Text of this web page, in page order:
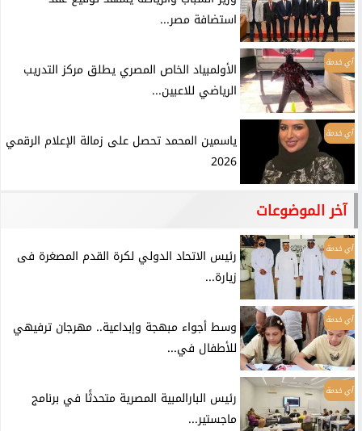
استضافة مصر...
أي خدمة
الأولمبياد الخاص المصري يطلق مركز التدريب
الرياضي للاعبين...
أي خدمة
ياسمين المحمد تحصل على زمالة الإعلام الرقمي
2026
آخر الموضوعات
أي خدمة
رئيس الاتحاد الدولي لكرة القدم المصغرة فى
زيارة...
أي خدمة
وسط أجواء مبهجة وإبداعية.. مهرجان ترفيهي
للأطفال في...
أي خدمة
رئيس البارالمبية المصرية متحدثًا في برنامج
ماجستير...